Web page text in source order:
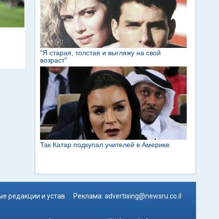
редакции и устав Реклама: advertising@newsru.co.il